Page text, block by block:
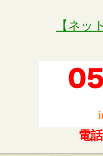
【ネッ
電話